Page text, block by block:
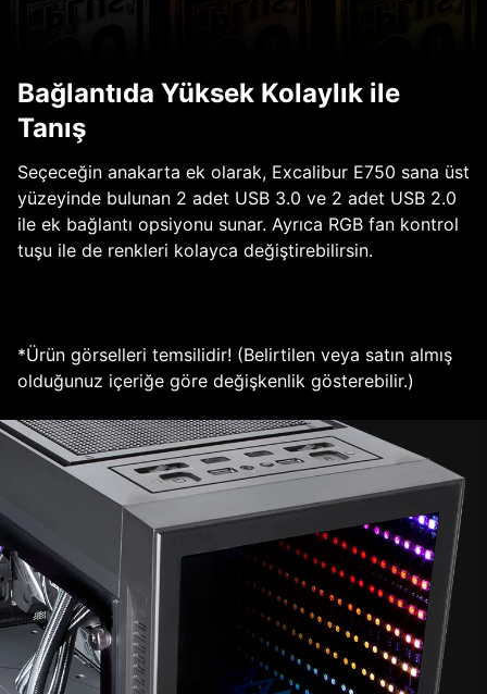
Bağlantıda Yüksek Kolaylık ile
Tanış
Seçeceğin anakarta ek olarak, Excalibur E750 sana üst
yüzeyinde bulunan 2 adet USB 3.0 ve 2 adet USB 2.0
ile ek bağlantı opsiyonu sunar. Ayrıca RGB fan kontrol
tuşu ile de renkleri kolayca değiştirebilirsin.
*Ürün görselleri temsilidir! (Belirtilen veya satın almış
olduğunuz içeriğe göre değişkenlik gösterebilir.)